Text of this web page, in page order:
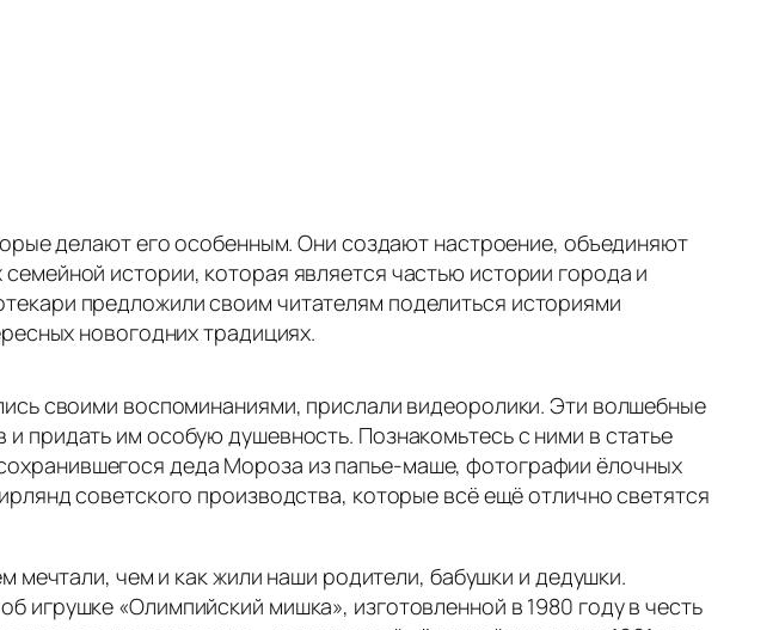
делают его особенным. Они создают настроение, объединяют
истории, которая является частью истории города и
предложили своим читателям поделиться историями
новогодних традициях.
своими воспоминаниями, прислали видеоролики. Эти волшебные
придать им особую душевность. Познакомьтесь с ними в статье
деда Мороза из папье-маше, фотографии ёлочных
советского производства, которые всё ещё отлично светятся
мечтали, чем и как жили наши родители, бабушки и дедушки.
игрушке «Олимпийский мишка», изготовленной в 1980 году в честь